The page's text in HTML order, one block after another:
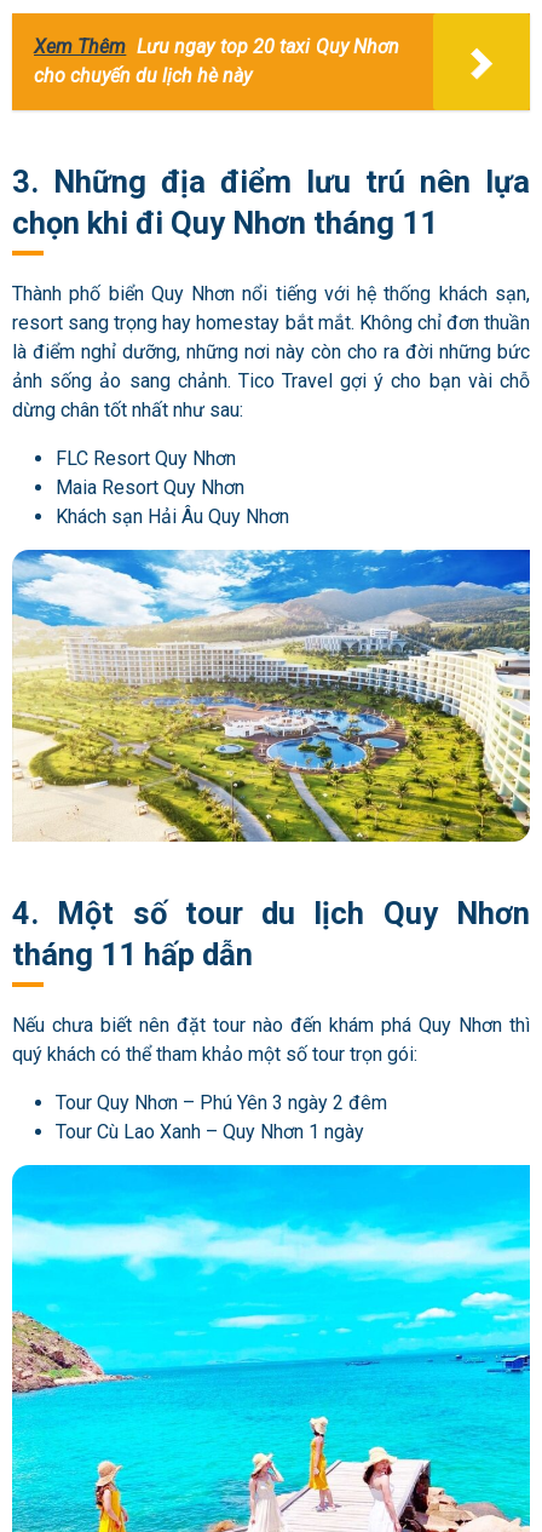
Xem Thêm Lưu ngay top 20 taxi Quy Nhơn
cho chuyến du lịch hè này
3. Những địa điểm lưu trú nên lựa
chọn khi đi Quy Nhơn tháng 11
Thành phố biển Quy Nhơn nổi tiếng với hệ thống khách sạn,
resort sang trọng hay homestay bắt mắt. Không chỉ đơn thuần
là điểm nghỉ dưỡng, những nơi này còn cho ra đời những bức
ảnh sống ảo sang chảnh. Tico Travel gợi ý cho bạn vài chỗ
dừng chân tốt nhất như sau:
FLC Resort Quy Nhơn
Maia Resort Quy Nhơn
Khách sạn Hải Âu Quy Nhơn
4. Một số tour du lịch Quy Nhơn
tháng 11 hấp dẫn
Nếu chưa biết nên đặt tour nào đến khám phá Quy Nhơn thì
quý khách có thể tham khảo một số tour trọn gói:
Tour Quy Nhơn – Phú Yên 3 ngày 2 đêm
Tour Cù Lao Xanh – Quy Nhơn 1 ngày